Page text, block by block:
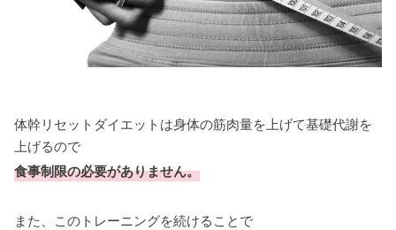
体幹リセットダイエットは身体の筋肉量を上げて基礎代謝を
上げるので
食事制限の必要がありません。
また、このトレーニングを続けることで